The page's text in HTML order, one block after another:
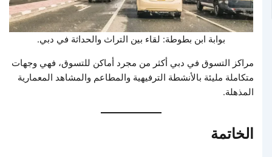
بوابة ابن بطوطة: لقاء بين التراث والحداثة في دبي.
مراكز التسوق في دبي أكثر من مجرد أماكن للتسوق، فهي وجهات
متكاملة مليئة بالأنشطة الترفيهية والمطاعم والمشاهد المعمارية
المذهلة.
الخاتمة